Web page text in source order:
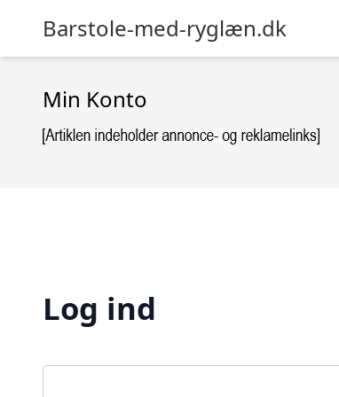
Barstole-med-ryglæn.dk
Min Konto
Log ind